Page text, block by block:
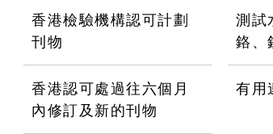
香港檢驗機構認可計劃
刊物
香港認可處過往六個月
內修訂及新的刊物
測試
鉻、
有用